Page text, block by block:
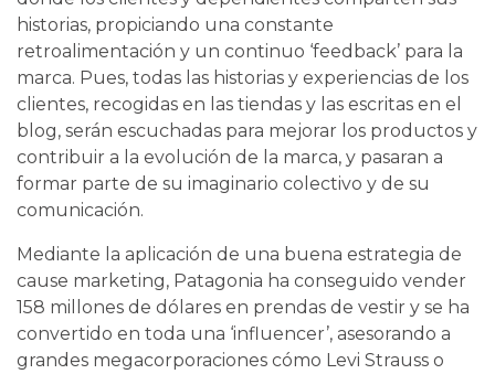
historias, propiciando una constante
retroalimentación y un continuo ‘feedback’ para la
marca. Pues, todas las historias y experiencias de los
clientes, recogidas en las tiendas y las escritas en el
blog, serán escuchadas para mejorar los productos y
contribuir a la evolución de la marca, y pasaran a
formar parte de su imaginario colectivo y de su
comunicación.
Mediante la aplicación de una buena estrategia de
cause marketing, Patagonia ha conseguido vender
158 millones de dólares en prendas de vestir y se ha
convertido en toda una ‘influencer’, asesorando a
grandes megacorporaciones cómo Levi Strauss o